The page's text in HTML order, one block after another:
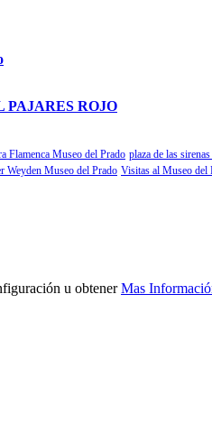
PAJARES ROJO
Flamenca Museo del Prado plaza de las
Weyden Museo del Prado Visitas al Museo del
u obtenerMas